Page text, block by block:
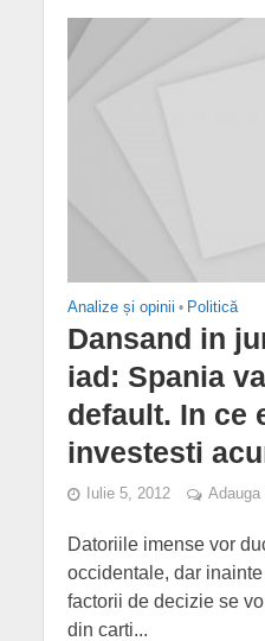
Analize și opinii • Politică
Dansand in
iad: Spania
default. In ce
investesti
Iulie 5, 2012 Adauga
Datoriile imense vor
occidentale, dar
factorii de decizie se
din carti...